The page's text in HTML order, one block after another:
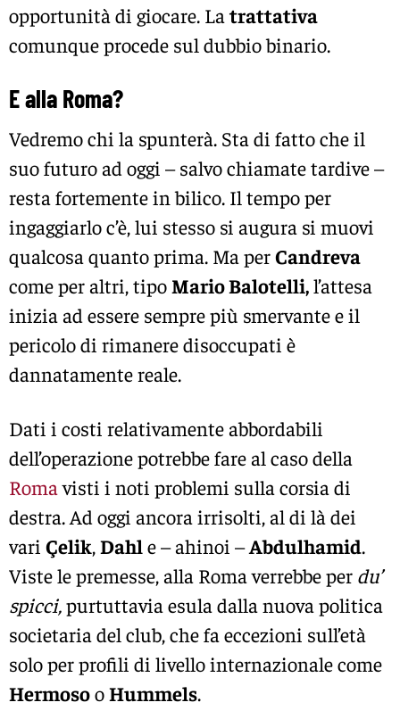
opportunità di giocare. La trattativa
comunque procede sul dubbio binario.
E alla Roma?
Vedremo chi la spunterà. Sta di fatto che il
suo futuro ad oggi – salvo chiamate tardive –
resta fortemente in bilico. Il tempo per
ingaggiarlo c’è, lui stesso si augura si muovi
qualcosa quanto prima. Ma perCandreva
come per altri, tipo Mario Balotelli,l’attesa
inizia ad essere sempre più smervante e il
pericolo di rimanere disoccupati è
dannatamente reale.
Dati i costi relativamente abbordabili
dell’operazione potrebbe fare al caso della
Romavisti i noti problemi sulla corsia di
destra. Ad oggi ancora irrisolti, al di là dei
vari Çelik,Dahle – ahinoi –Abdulhamid.
Viste le premesse, alla Roma verrebbe per du’
spicci,purtuttavia esula dalla nuova politica
societaria del club, che fa eccezioni sull’età
solo per profili di livello internazionale come
HermosooHummels.